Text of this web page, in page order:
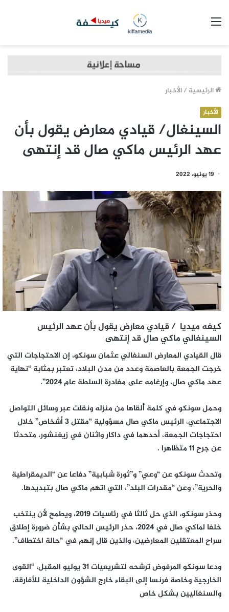
الرئيسية /الأخبار
الأخبار
السينغال/ قيادي معارض يقول بأن
عهد الرئيس ماكي صال قد إنتهى
19 يونيو، 2022
كيفه ميديا / قيادي معارض يقول بأن عهد الرئيس
السينغالي ماكي صال قد إنتهى
قال القيادي المعارض السنغالي عثمان سونكو، إن الاحتجاجات التي
خرجت الجمعة بالعاصمة وعدد من مدن البلاد، تعتبر بمثابة “نهاية
عهد ماكي صال، وإرغامه على مغادرة السلطة عام 2024”.
وحمل سونكو في كلمة ألقاها من منزله ونقلت عبر وسائل التواصل
الاجتماعي، الرئيس ماكي صال مسؤولية “مقتل 3 أشخاص” خلال
احتجاجات الجمعة، أحدهما في داكار واثنان في زيغنشور، متحدثا
عن جرح 11 متظاهرا .
وتحدث سونكو عن “وعي” و”ثورة شبابية” دفاعا عن “الديمقراطية
والحرية”، وعن “مقدرات البلد”، التي اتهم ماكي صال بتبديدها.
وحذر سونكو، الذي حل ثالثا في رئاسيات 2019، ويطمح لأن ينتخب
خلفا لماكي صال في 2024، حذر الرئيس الحالي بشأن ضرورة إطلاق
سراح المعتقلين المعارضين، والذين قال إنهم في “حالة اختطاف”.
ودعا سونكو المرفوض ترشحه لتشريعيات 31 يوليو المقبل، “القوى
الخارجية وخاصة فرنسا إلى البقاء خارج الشؤون الداخلية للأفارقة،
والسنغاليين بشكل خاص